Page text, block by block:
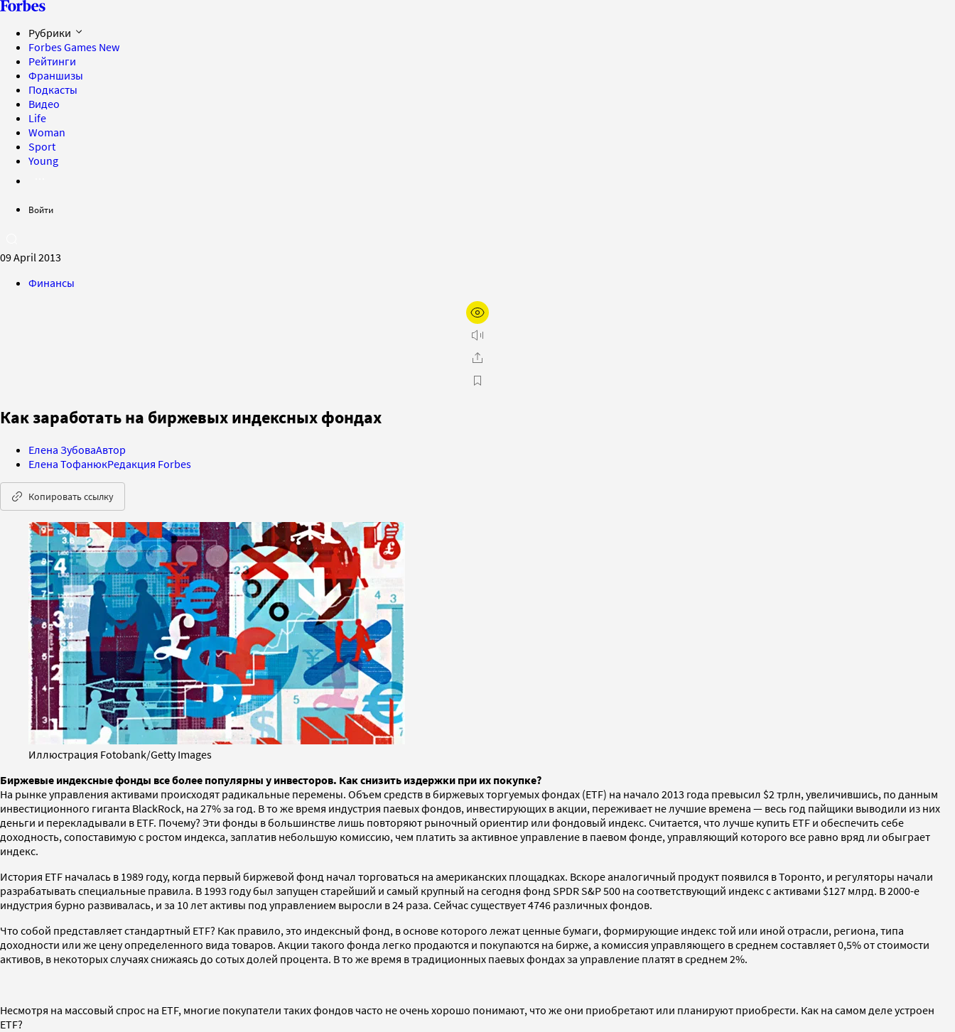
Рубрики
Forbes Games New
Рейтинги
Франшизы
Подкасты
Видео
Life
Woman
Sport
Young
Войти
09 April 2013
Финансы
Как заработать на биржевых индексных фондах
Елена ЗубоваАвтор
Елена ТофанюкРедакция Forbes
Копировать ссылку
Иллюстрация Fotobank/Getty Images
Биржевые индексные фонды все более популярны у инвесторов. Как снизить издержки при их покупке?
На рынке управления активами происходят радикальные перемены. Объем средств в биржевых торгуемых фондах (ETF) на начало 2013 года превысил $2 трлн, увеличившись, по данным
инвестиционного гиганта BlackRock, на 27% за год. В то же время индустрия паевых фондов, инвестирующих в акции, переживает не лучшие времена — весь год пайщики выводили из них
деньги и перекладывали в ETF. Почему? Эти фонды в большинстве лишь повторяют рыночный ориентир или фондовый индекс. Считается, что лучше купить ETF и обеспечить себе
доходность, сопоставимую с ростом индекса, заплатив небольшую комиссию, чем платить за активное управление в паевом фонде, управляющий которого все равно вряд ли обыграет
индекс.
История ETF началась в 1989 году, когда первый биржевой фонд начал торговаться на американских площадках. Вскоре аналогичный продукт появился в Торонто, и регуляторы начали
разрабатывать специальные правила. В 1993 году был запущен старейший и самый крупный на сегодня фонд SPDR S&P 500 на соответствующий индекс с активами $127 млрд. В 2000-е
индустрия бурно развивалась, и за 10 лет активы под управлением выросли в 24 раза. Сейчас существует 4746 различных фондов.
Что собой представляет стандартный ETF? Как правило, это индексный фонд, в основе которого лежат ценные бумаги, формирующие индекс той или иной отрасли, региона, типа
доходности или же цену определенного вида товаров. Акции такого фонда легко продаются и покупаются на бирже, а комиссия управляющего в среднем составляет 0,5% от стоимости
активов, в некоторых случаях снижаясь до сотых долей процента. В то же время в традиционных паевых фондах за управление платят в среднем 2%.
Несмотря на массовый спрос на ETF, многие покупатели таких фондов часто не очень хорошо понимают, что же они приобретают или планируют приобрести. Как на самом деле устроен
ETF?